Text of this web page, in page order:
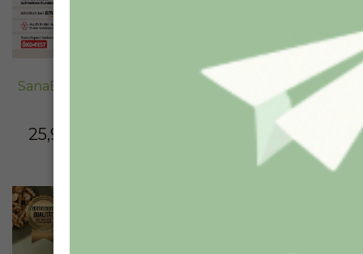
SanaExpert Haar Forte,
25,90€
SanaExpert Immun
Forte, 90 Kapseln
62,90€